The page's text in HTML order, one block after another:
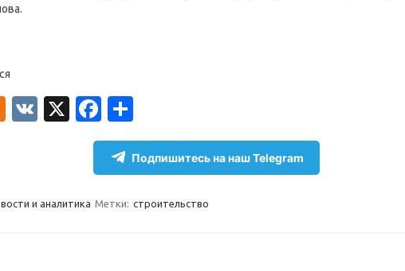
O
kl
V
X
Fa
c
e
o
т
п
а
Подпишитесь на наш Telegram
и аналитика Метки: строительство